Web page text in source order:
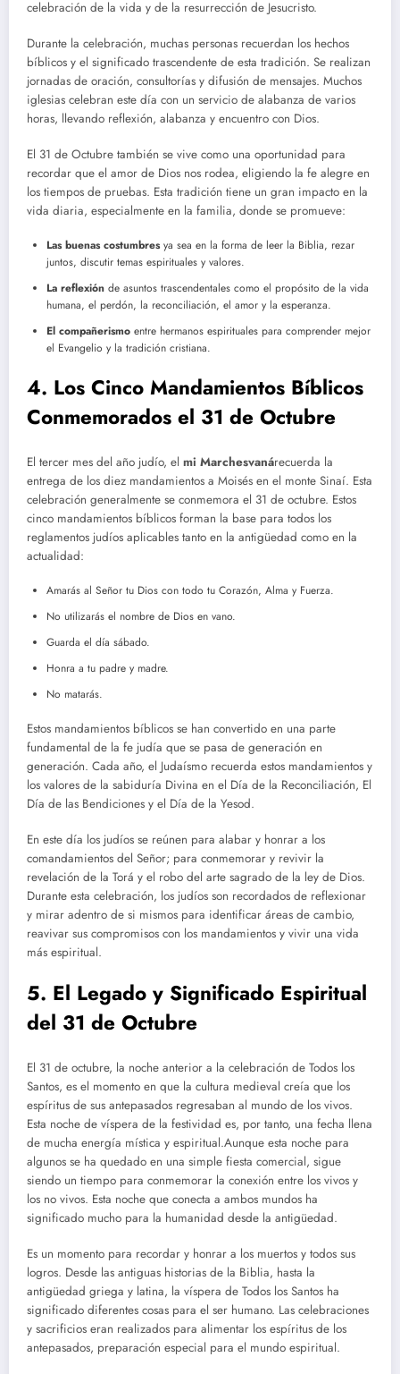
celebración de la vida y de la resurrección de Jesucristo.
Durante la celebración, muchas personas recuerdan los hechos
bíblicos y el significado trascendente de esta tradición. Se realizan
jornadas de oración, consultorías y difusión de mensajes. Muchos
iglesias celebran este día con un servicio de alabanza de varios
horas, llevando reflexión, alabanza y encuentro con Dios.
El 31 de Octubre también se vive como una oportunidad para
recordar que el amor de Dios nos rodea, eligiendo la fe alegre en
los tiempos de pruebas. Esta tradición tiene un gran impacto en la
vida diaria, especialmente en la familia, donde se promueve:
Las buenas costumbresya sea en la forma de leer la Biblia, rezar
juntos, discutir temas espirituales y valores.
La reflexión de asuntos trascendentales como el propósito de la vida
humana, el perdón, la reconciliación, el amor y la esperanza.
El compañerismo entre hermanos espirituales para comprender mejor
el Evangelio y la tradición cristiana.
4. Los Cinco Mandamientos Bíblicos
Conmemorados el 31 de Octubre
El tercer mes del año judío, el mi Marchesvanárecuerda la
entrega de los diez mandamientos a Moisés en el monte Sinaí. Esta
celebración generalmente se conmemora el 31 de octubre. Estos
cinco mandamientos bíblicos forman la base para todos los
reglamentos judíos aplicables tanto en la antigüedad como en la
actualidad:
Amarás al Señor tu Dios con todo tu Corazón, Alma y Fuerza.
No utilizarás el nombre de Dios en vano.
Guarda el día sábado.
Honra a tu padre y madre.
No matarás.
Estos mandamientos bíblicos se han convertido en una parte
fundamental de la fe judía que se pasa de generación en
generación. Cada año, el Judaísmo recuerda estos mandamientos y
los valores de la sabiduría Divina en el Día de la Reconciliación, El
Día de las Bendiciones y el Día de la Yesod.
En este día los judíos se reúnen para alabar y honrar a los
comandamientos del Señor; para conmemorar y revivir la
revelación de la Torá y el robo del arte sagrado de la ley de Dios.
Durante esta celebración, los judíos son recordados de reflexionar
y mirar adentro de si mismos para identificar áreas de cambio,
reavivar sus compromisos con los mandamientos y vivir una vida
más espiritual.
5. El Legado y Significado Espiritual
del 31 de Octubre
El 31 de octubre, la noche anterior a la celebración de Todos los
Santos, es el momento en que la cultura medieval creía que los
espíritus de sus antepasados regresaban al mundo de los vivos.
Esta noche de víspera de la festividad es, por tanto, una fecha llena
de mucha energía mística y espiritual.Aunque esta noche para
algunos se ha quedado en una simple fiesta comercial, sigue
siendo un tiempo para conmemorar la conexión entre los vivos y
los no vivos. Esta noche que conecta a ambos mundos ha
significado mucho para la humanidad desde la antigüedad.
Es un momento para recordar y honrar a los muertos y todos sus
logros. Desde las antiguas historias de la Biblia, hasta la
antigüedad griega y latina, la víspera de Todos los Santos ha
significado diferentes cosas para el ser humano. Las celebraciones
y sacrificios eran realizados para alimentar los espíritus de los
antepasados, preparación especial para el mundo espiritual.